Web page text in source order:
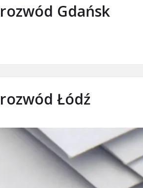
Gdańsk
Łódź